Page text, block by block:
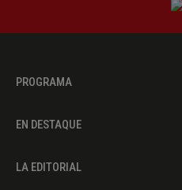
PROGRAMA
EN DESTAQUE
LA EDITORIAL